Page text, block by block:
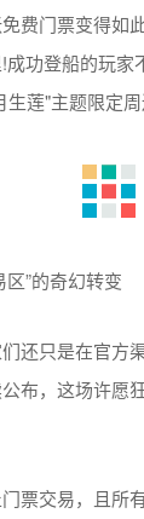
费门票变得如
成功登船的玩
生莲"主题限定
区”的奇幻转变
还只是在官方
布，这场许愿
票交易，且所